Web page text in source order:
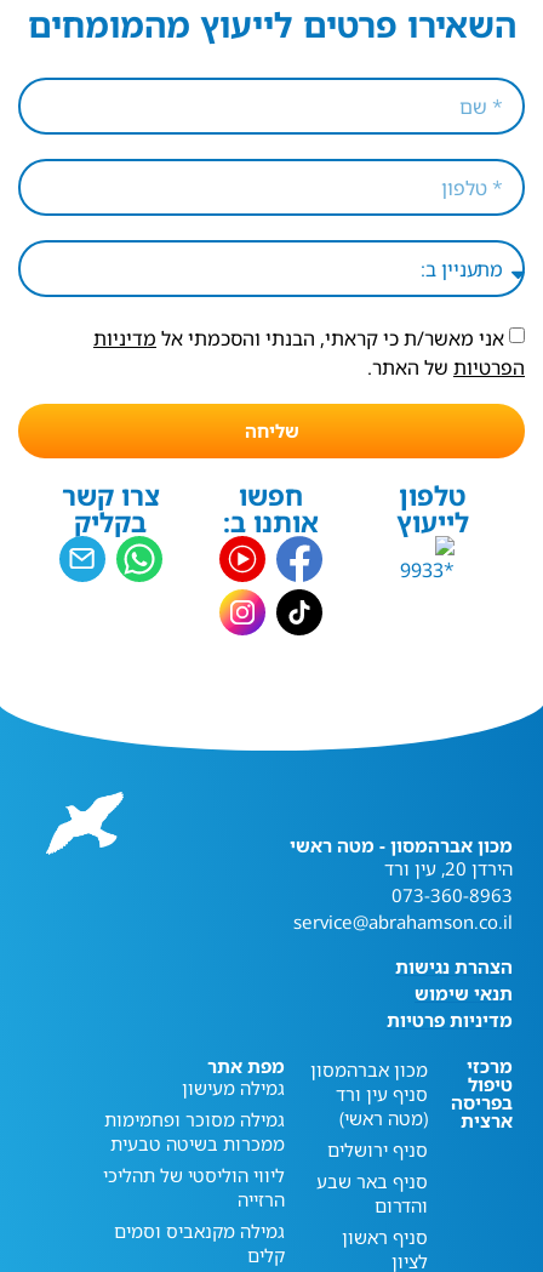
השאירו פרטים לייעוץ מהמומחים
אני מאשר/ת כי קראתי, הבנתי והסכמתי אל מדיניות
הפרטיות של האתר.
שליחה
טלפון
לייעוץ
חפשו
אותנו ב:
צרו קשר
בקליק
מכון אברהמסון - מטה ראשי
הירדן 20, עין ורד
073-360-8963
service@abrahamson.co.il
הצהרת נגישות
תנאי שימוש
מדיניות פרטיות
מרכזי
טיפול
בפריסה
ארצית
מכון אברהמסון
סניף עין ורד
(מטה ראשי)
סניף ירושלים
סניף באר שבע
והדרום
סניף ראשון
לציון
מפת אתר
גמילה מעישון
גמילה מסוכר ופחמימות
ממכרות בשיטה טבעית
ליווי הוליסטי של תהליכי
הרזייה
גמילה מקנאביס וסמים
קלים